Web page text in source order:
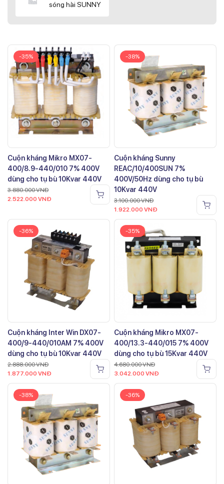
sóng hài SUNNY
-35%
Cuộn kháng Mikro MX07-
400/8.9-440/010 7% 400V
dùng cho tụ bù 10Kvar 440V
3.880.000VNĐ
2.522.000 VNĐ
-38%
Cuộn kháng Sunny
REAC/10/400SUN 7%
400V/50Hz dùng cho tụ bù
10Kvar 440V
3.100.000VNĐ
1.922.000 VNĐ
-36%
Cuộn kháng Inter Win DX07-
400/9-440/010AM 7% 400V
dùng cho tụ bù 10Kvar 440V
2.888.000VNĐ
1.877.000 VNĐ
-35%
Cuộn kháng Mikro MX07-
400/13.3-440/015 7% 400V
dùng cho tụ bù 15Kvar 440V
4.680.000VNĐ
3.042.000 VNĐ
-38% -36%